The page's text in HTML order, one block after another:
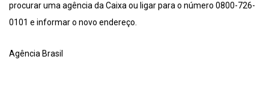
procurar uma agência da Caixa ou ligar para o número 0800-726-
0101 e informar o novo endereço.
Agência Brasil